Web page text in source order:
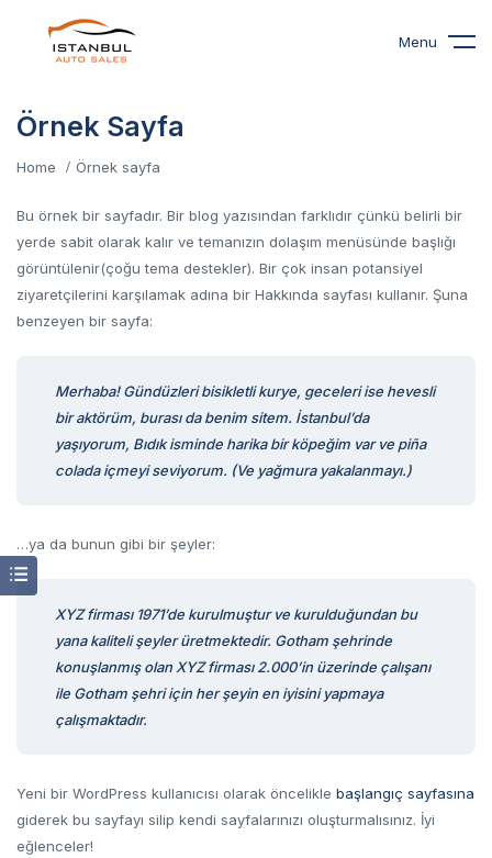
Menu
Örnek Sayfa
Home Örnek sayfa
Bu örnek bir sayfadır. Bir blog yazısından farklıdır çünkü belirli bir
yerde sabit olarak kalır ve temanızın dolaşım menüsünde başlığı
görüntülenir(çoğu tema destekler). Bir çok insan potansiyel
ziyaretçilerini karşılamak adına bir Hakkında sayfası kullanır. Şuna
benzeyen bir sayfa:
Merhaba! Gündüzleri bisikletli kurye, geceleri ise hevesli
bir aktörüm, burası da benim sitem. İstanbul’da
yaşıyorum, Bıdık isminde harika bir köpeğim var ve piña
colada içmeyi seviyorum. (Ve yağmura yakalanmayı.)
…ya da bunun gibi bir şeyler:
XYZ firması 1971’de kurulmuştur ve kurulduğundan bu
yana kaliteli şeyler üretmektedir. Gotham şehrinde
konuşlanmış olan XYZ firması 2.000’in üzerinde çalışanı
ile Gotham şehri için her şeyin en iyisini yapmaya
çalışmaktadır.
Yeni bir WordPress kullanıcısı olarak öncelikle başlangıç sayfasına
giderek bu sayfayı silip kendi sayfalarınızı oluşturmalısınız. İyi
eğlenceler!